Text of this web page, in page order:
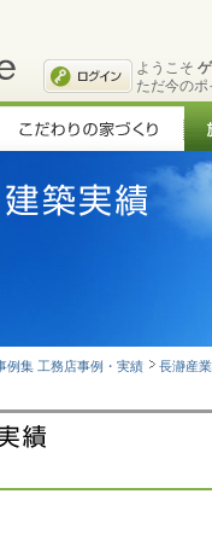
ようこそ
ただ今のポ
例集 工務店事例・実績 長瀞産